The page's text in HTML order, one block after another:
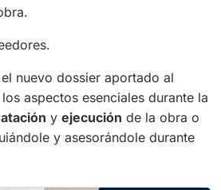
nuevo dossier aportado al
aspectos esenciales durante la
y ejecución de la obra o
y asesorándole durante